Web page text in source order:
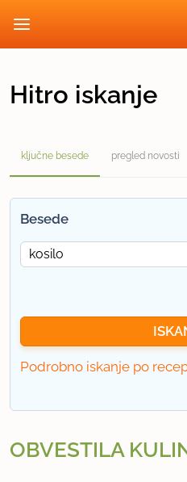
Hitro iskanje
ključne besede pregled novosti
Besede
Podrobno iskanje po
OBVESTILA